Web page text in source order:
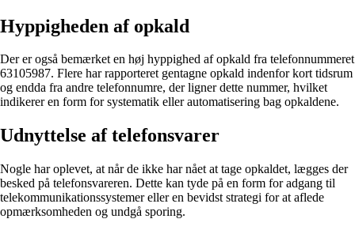
Hyppigheden af opkald
Der er også bemærket en høj hyppighed af opkald fra telefonnummeret
63105987. Flere har rapporteret gentagne opkald indenfor kort tidsrum
og endda fra andre telefonnumre, der ligner dette nummer, hvilket
indikerer en form for systematik eller automatisering bag opkaldene.
Udnyttelse af telefonsvarer
Nogle har oplevet, at når de ikke har nået at tage opkaldet, lægges der
besked på telefonsvareren. Dette kan tyde på en form for adgang til
telekommunikationssystemer eller en bevidst strategi for at aflede
opmærksomheden og undgå sporing.